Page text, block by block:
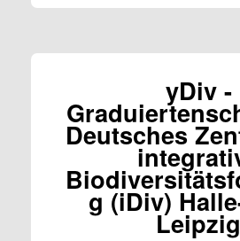
yDiv -
Deutsches
g (iDiv)
Leipzig